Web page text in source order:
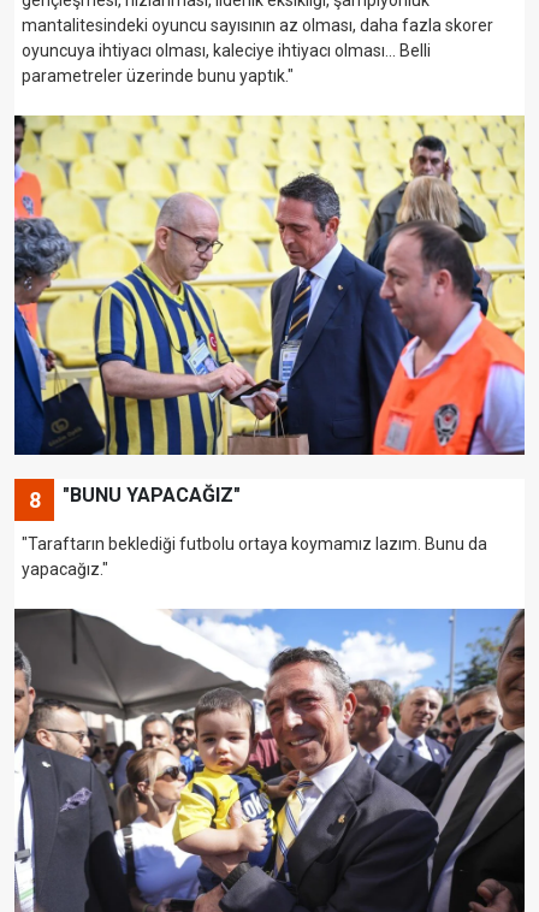
mantalitesindeki oyuncu sayısının az olması, daha fazla skorer
oyuncuya ihtiyacı olması, kaleciye ihtiyacı olması... Belli
parametreler üzerinde bunu yaptık."
8 "BUNU YAPACAĞIZ"
"Taraftarın beklediği futbolu ortaya koymamız lazım. Bunu da
yapacağız."